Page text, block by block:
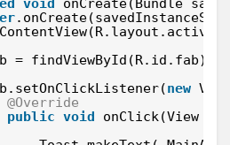
void
onCreate(Bundle
= findViewById(R.id.fab);
new
@Override
public void
onClick(View